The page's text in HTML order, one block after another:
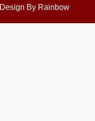
Design By Rainbow